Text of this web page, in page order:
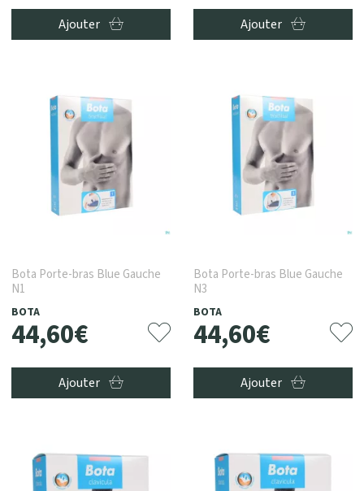
Ajouter Ajouter
Bota Porte-bras Blue Gauche
N1
BOTA
44,60€
Ajouter
Bota Porte-bras Blue Gauche
N3
BOTA
44,60€
Ajouter